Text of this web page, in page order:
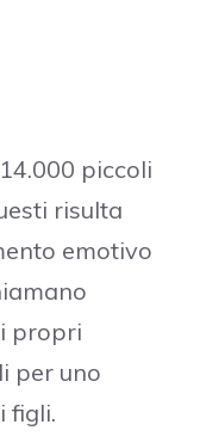
piccoli
risulta
emotivo
propri
per uno
figli.